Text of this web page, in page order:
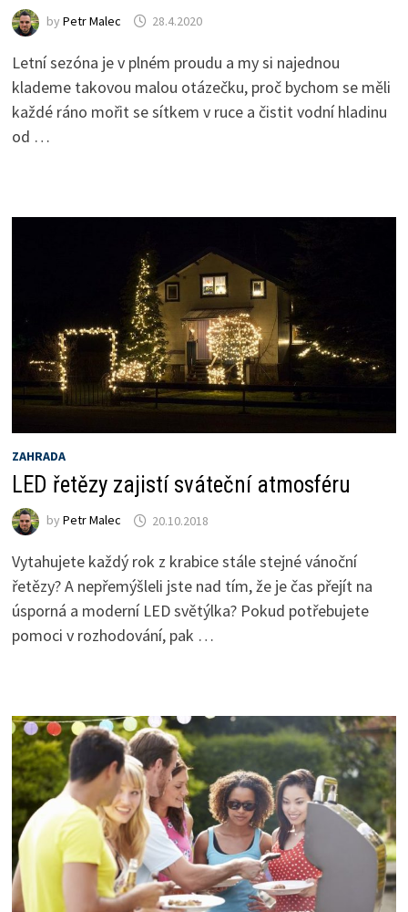
by Petr Malec 28.4.2020
Letní sezóna je v plném proudu a my si najednou
klademe takovou malou otázečku, proč bychom se měli
každé ráno mořit se sítkem v ruce a čistit vodní hladinu
od …
ZAHRADA
LED řetězy zajistí sváteční atmosféru
by Petr Malec 20.10.2018
Vytahujete každý rok z krabice stále stejné vánoční
řetězy? A nepřemýšleli jste nad tím, že je čas přejít na
úsporná a moderní LED světýlka? Pokud potřebujete
pomoci v rozhodování, pak …